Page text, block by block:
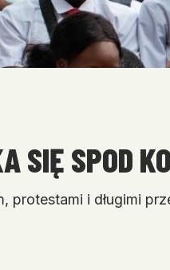
SIĘ SPOD
protestami i długimi